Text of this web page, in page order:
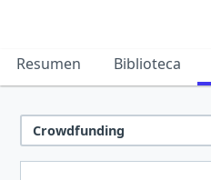
Resumen Biblioteca